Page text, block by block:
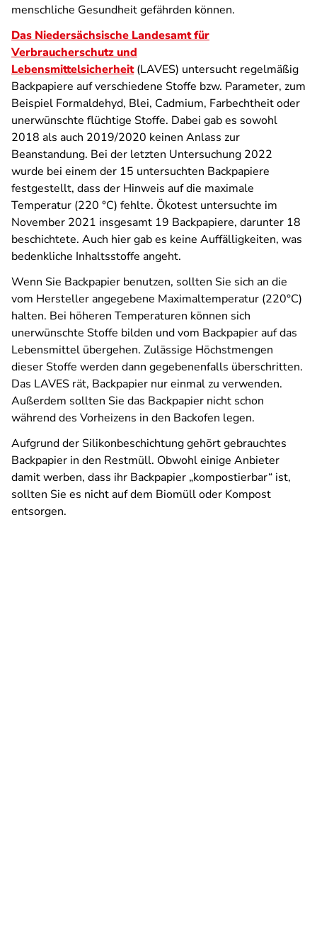
menschliche Gesundheit gefährden können.
Das Niedersächsische Landesamt für
Verbraucherschutz und
Lebensmittelsicherheit(LAVES) untersucht regelmäßig
Backpapiere auf verschiedene Stoffe bzw. Parameter, zum
Beispiel Formaldehyd, Blei, Cadmium, Farbechtheit oder
unerwünschte flüchtige Stoffe. Dabei gab es sowohl
2018 als auch 2019/2020 keinen Anlass zur
Beanstandung. Bei der letzten Untersuchung 2022
wurde bei einem der 15 untersuchten Backpapiere
festgestellt, dass der Hinweis auf die maximale
Temperatur (220 °C) fehlte. Ökotest untersuchte im
November 2021 insgesamt 19 Backpapiere, darunter 18
beschichtete. Auch hier gab es keine Auffälligkeiten, was
bedenkliche Inhaltsstoffe angeht.
Wenn Sie Backpapier benutzen, sollten Sie sich an die
vom Hersteller angegebene Maximaltemperatur (220°C)
halten. Bei höheren Temperaturen können sich
unerwünschte Stoffe bilden und vom Backpapier auf das
Lebensmittel übergehen. Zulässige Höchstmengen
dieser Stoffe werden dann gegebenenfalls überschritten.
Das LAVES rät, Backpapier nur einmal zu verwenden.
Außerdem sollten Sie das Backpapier nicht schon
während des Vorheizens in den Backofen legen.
Aufgrund der Silikonbeschichtung gehört gebrauchtes
Backpapier in den Restmüll. Obwohl einige Anbieter
damit werben, dass ihr Backpapier „kompostierbar“ ist,
sollten Sie es nicht auf dem Biomüll oder Kompost
entsorgen.